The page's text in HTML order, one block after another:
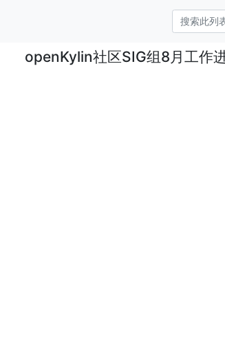
openKylin社区SIG组8月工作